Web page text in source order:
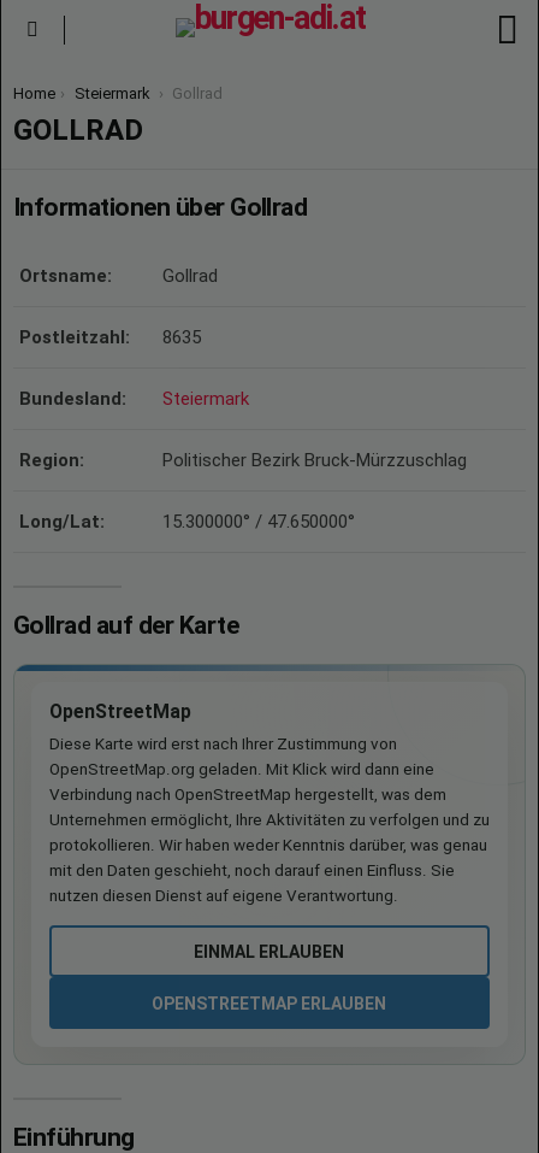
You are here:
Home Steiermark Gollrad
GOLLRAD
Informationen über Gollrad
Ortsname: Gollrad
Postleitzahl: 8635
Bundesland: Steiermark
Region: Politischer Bezirk Bruck-Mürzzuschlag
Long/Lat: 15.300000° / 47.650000°
Gollrad auf der Karte
OpenStreetMap
Diese Karte wird erst nach Ihrer Zustimmung von
OpenStreetMap.org geladen. Mit Klick wird dann eine
Verbindung nach OpenStreetMap hergestellt, was dem
Unternehmen ermöglicht, Ihre Aktivitäten zu verfolgen und zu
protokollieren. Wir haben weder Kenntnis darüber, was genau
mit den Daten geschieht, noch darauf einen Einfluss. Sie
nutzen diesen Dienst auf eigene Verantwortung.
EINMAL ERLAUBEN
OPENSTREETMAP ERLAUBEN
Einführung